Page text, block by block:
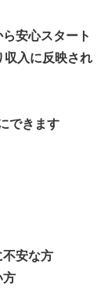
安心スタート
入に反映され
できます
不安な方
方